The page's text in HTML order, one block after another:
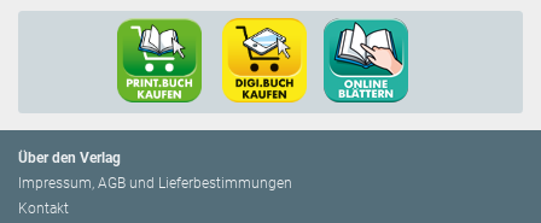
Über den Verlag
Impressum, AGB und Lieferbestimmungen
Kontakt